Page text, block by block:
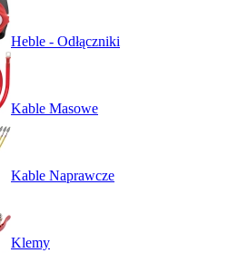
Heble - Odłączniki
Kable Masowe
Kable Naprawcze
Klemy